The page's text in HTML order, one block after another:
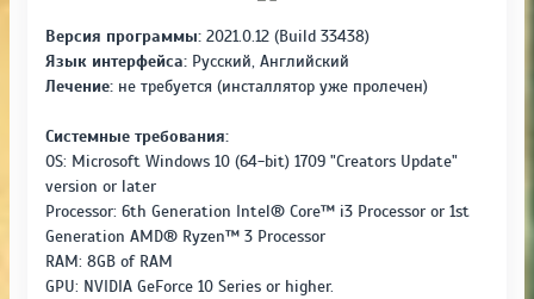
Версия программы: 2021.0.12 (Build 33438)
Язык интерфейса: Русский, Английский
Лечение: не требуется (инсталлятор уже пролечен)
Системные требования:
OS: Microsoft Windows 10 (64-bit) 1709 "Creators Update"
version or later
Processor: 6th Generation Intel® Core™ i3 Processor or 1st
Generation AMD® Ryzen™ 3 Processor
RAM: 8GB of RAM
GPU: NVIDIA GeForce 10 Series or higher.